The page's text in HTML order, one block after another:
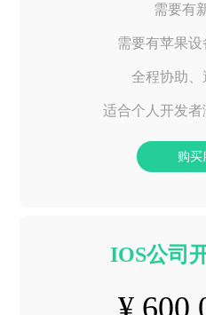
需要有
需要有苹果
全程协助
适合个人开发者
购买
IOS公司
¥